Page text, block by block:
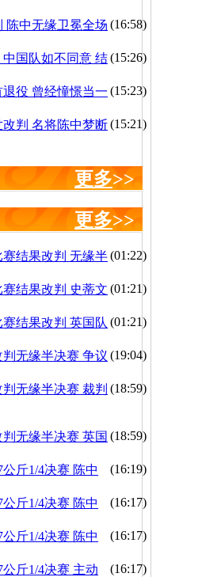
(16:58)
陈中无缘卫冕全场
(15:26)
国队如不同意 结
(15:23)
役 曾经憧憬当一
(15:21)
判 名将陈中梦断
更多>>
更多>>
(01:22)
结果改判 无缘半
(01:21)
结果改判 史蒂文
(01:21)
结果改判 英国队
(19:04)
无缘半决赛 争议
(18:59)
无缘半决赛 裁判
(18:59)
无缘半决赛 英国
(16:19)
斤1/4决赛 陈中
(16:17)
斤1/4决赛 陈中
(16:17)
斤1/4决赛 陈中
(16:17)
斤1/4决赛 主动